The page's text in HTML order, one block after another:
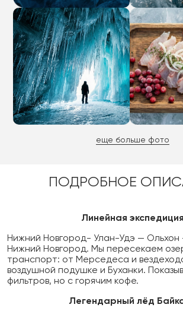
еще больше фото
ПОДРОБНОЕ
Линейная экспедиция
Нижний Новгород- Улан-Удэ — Ольхон
Нижний Новгород. Мы пересекаем
транспорт: от Мерседеса и
воздушной подушке и Буханки.
фильтров, но с горячим кофе.
Легендарный лёд